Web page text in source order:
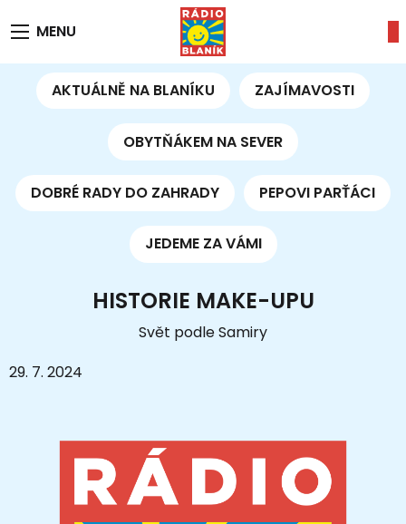
MENU
AKTUÁLNĚ NA BLANÍKU ZAJÍMAVOSTI
OBYTŇÁKEM NA SEVER
DOBRÉ RADY DO ZAHRADY PEPOVI PARŤÁCI
JEDEME ZA VÁMI
HISTORIE MAKE-UPU
Svět podle Samiry
29. 7. 2024